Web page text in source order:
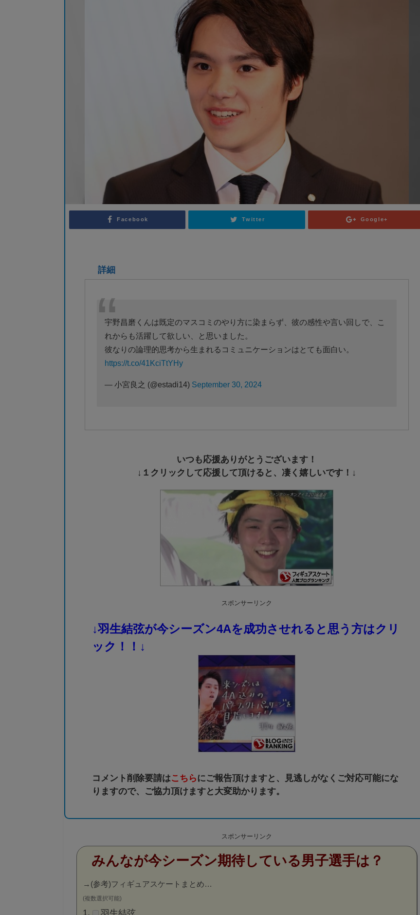
Facebook Twitter Google+
詳細
宇野昌磨くんは既定のマスコミのやり方に染まらず、彼の感性や言い回しで、こ
れからも活躍して欲しい、と思いました。
彼なりの論理的思考から生まれるコミュニケーションはとても面白い。
https://t.co/41KciTtYHy
— 小宮良之 (@estadi14) September 30, 2024
いつも応援ありがとうございます！
↓１クリックして応援して頂けると、凄く嬉しいです！↓
スポンサーリンク
↓羽生結弦が今シーズン4Aを成功させれると思う方はクリ
ック！！↓
コメント削除要請はこちら にご報告頂けますと、見逃しがなくご対応可能にな
りますので、ご協力頂けますと大変助かります。
スポンサーリンク
みんなが今シーズン期待している男子選手は？
→ (参考)フィギュアスケートまとめ…
(複数選択可能)
羽生結弦